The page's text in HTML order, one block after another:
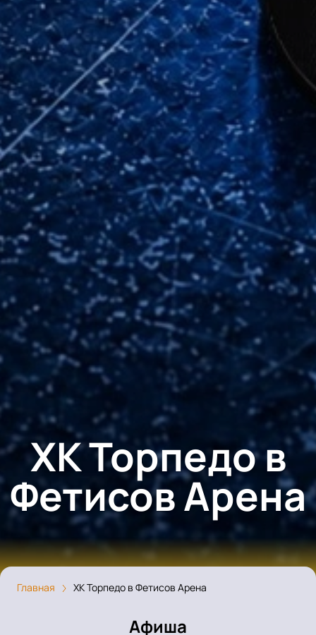
ХК Торпедо в
Фетисов Арена
Главная ХК Торпедо в Фетисов Арена
Афиша